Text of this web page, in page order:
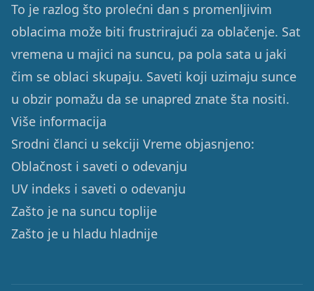
To je razlog što prolećni dan s promenljivim
oblacima može biti frustrirajući za oblačenje. Sat
vremena u majici na suncu, pa pola sata u jaki
čim se oblaci skupaju. Saveti koji uzimaju sunce
u obzir pomažu da se unapred znate šta nositi.
Više informacija
Srodni članci u sekciji Vreme objasnjeno:
Oblačnost i saveti o odevanju
UV indeks i saveti o odevanju
Zašto je na suncu toplije
Zašto je u hladu hladnije